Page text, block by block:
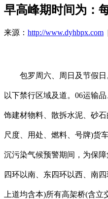
早高峰期时间为：
来源： http://www.dyhbpx.com
包罗周六、周日及节假日
以下禁行区域及道。06运输
饰建材物料、散拆水泥、砂
尺度、用处、燃料、号牌)货
沉污染气候预警期间，为保
四环以南、东四环以西、南
上道均含本)所有高架桥(含